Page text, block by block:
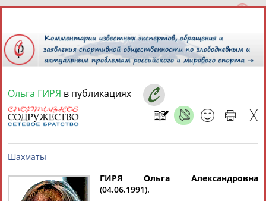
8 августа 2026 года,
СПОРТСМЕНЫ, ТРЕНЕРЫ И СПЕЦИАЛИСТЫ
Найдено: 1персона Расширенный поиск
Ольга ГИРЯ в публикациях
ГИРЯ Ольга Александровна
(04.06.1991).